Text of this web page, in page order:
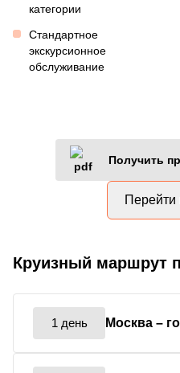
категории
Стандартное
экскурсионное
обслуживание
Получить
Перейти
Круизный маршрут
1 день Москва –